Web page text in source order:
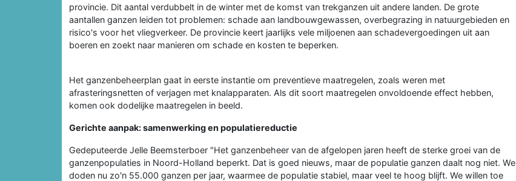
provincie. Dit aantal verdubbelt in de winter met de komst van trekganzen uit andere landen. De grote
aantallen ganzen leiden tot problemen: schade aan landbouwgewassen, overbegrazing in natuurgebieden en
risico's voor het vliegverkeer. De provincie keert jaarlijks vele miljoenen aan schadevergoedingen uit aan
boeren en zoekt naar manieren om schade en kosten te beperken.
Het ganzenbeheerplan gaat in eerste instantie om preventieve maatregelen, zoals weren met
afrasteringsnetten of verjagen met knalapparaten. Als dit soort maatregelen onvoldoende effect hebben,
komen ook dodelijke maatregelen in beeld.
Gerichte aanpak: samenwerking en populatiereductie
Gedeputeerde Jelle Beemsterboer "Het ganzenbeheer van de afgelopen jaren heeft de sterke groei van de
ganzenpopulaties in Noord-Holland beperkt. Dat is goed nieuws, maar de populatie ganzen daalt nog niet. We
doden nu zo'n 55.000 ganzen per jaar, waarmee de populatie stabiel, maar veel te hoog blijft. We willen toe